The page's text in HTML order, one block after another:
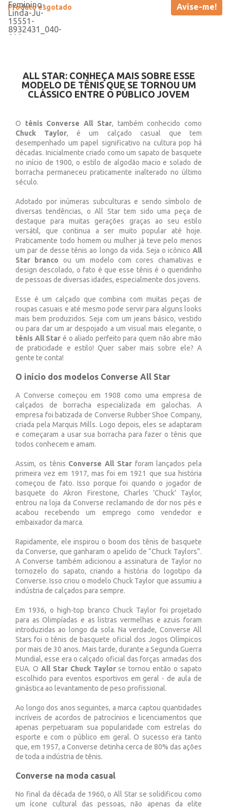
Produto esgotado Avise-me!
ALL STAR: CONHEÇA MAIS SOBRE ESSE
MODELO DE TÊNIS QUE SE TORNOU UM
CLÁSSICO ENTRE O PÚBLICO JOVEM
O tênis Converse All Star, também conhecido como
Chuck Taylor, é um calçado casual que tem
desempenhado um papel significativo na cultura pop há
décadas. Inicialmente criado como um sapato de basquete
no início de 1900, o estilo de algodão macio e solado de
borracha permaneceu praticamente inalterado no último
século.
Adotado por inúmeras subculturas e sendo símbolo de
diversas tendências, o All Star tem sido uma peça de
destaque para muitas gerações graças ao seu estilo
versátil, que continua a ser muito popular até hoje.
Praticamente todo homem ou mulher já teve pelo menos
um par de desse tênis ao longo da vida. Seja o icônico All
Star branco ou um modelo com cores chamativas e
design descolado, o fato é que esse tênis é o queridinho
de pessoas de diversas idades, especialmente dos jovens.
Esse é um calçado que combina com muitas peças de
roupas casuais e até mesmo pode servir para alguns looks
mais bem produzidos. Seja com um jeans básico, vestido
ou para dar um ar despojado a um visual mais elegante, o
tênis All Star é o aliado perfeito para quem não abre mão
de praticidade e estilo! Quer saber mais sobre ele? A
gente te conta!
O início dos modelos Converse All Star
A Converse começou em 1908 como uma empresa de
calçados de borracha especializada em galochas. A
empresa foi batizada de Converse Rubber Shoe Company,
criada pela Marquis Mills. Logo depois, eles se adaptaram
e começaram a usar sua borracha para fazer o tênis que
todos conhecem e amam.
Assim, os tênis Converse All Starforam lançados pela
primeira vez em 1917, mas foi em 1921 que sua história
começou de fato. Isso porque foi quando o jogador de
basquete do Akron Firestone, Charles 'Chuck' Taylor,
entrou na loja da Converse reclamando de dor nos pés e
acabou recebendo um emprego como vendedor e
embaixador da marca.
Rapidamente, ele inspirou o boom dos tênis de basquete
da Converse, que ganharam o apelido de “Chuck Taylors”.
A Converse também adicionou a assinatura de Taylor no
tornozelo do sapato, criando a história do logotipo da
Converse. Isso criou o modelo Chuck Taylor que assumiu a
indústria de calçados para sempre.
Em 1936, o high-top branco Chuck Taylor foi projetado
para as Olimpíadas e as listras vermelhas e azuis foram
introduzidas ao longo da sola. Na verdade, Converse All
Stars foi o tênis de basquete oficial dos Jogos Olímpicos
por mais de 30 anos. Mais tarde, durante a Segunda Guerra
Mundial, esse era o calçado oficial das forças armadas dos
EUA. O All Star Chuck Taylorse tornou então o sapato
escolhido para eventos esportivos em geral - de aula de
ginástica ao levantamento de peso profissional.
Ao longo dos anos seguintes, a marca captou quantidades
incríveis de acordos de patrocínios e licenciamentos que
apenas perpetuaram sua popularidade com estrelas do
esporte e com o público em geral. O sucesso era tanto
que, em 1957, a Converse detinha cerca de 80% das ações
de toda a indústria de tênis.
Converse na moda casual
No final da década de 1960, o All Star se solidificou como
um ícone cultural das pessoas, não apenas da elite